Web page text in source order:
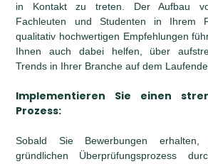
in Kontakt zu treten. Der Aufbau
Fachleuten und Studenten in Ihrem
qualitativ hochwertigen Empfehlungen
Ihnen auch dabei helfen, über
Trends in Ihrer Branche auf dem
Implementieren Sie einen
Prozess:
Sobald Sie Bewerbungen
gründlichen Überprüfungsprozess